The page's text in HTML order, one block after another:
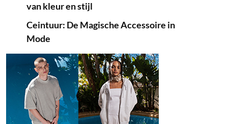
van kleur en stijl
Ceintuur: De Magische Accessoire in
Mode